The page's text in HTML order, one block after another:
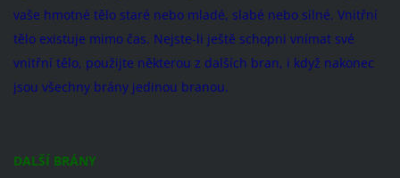
vaše hmotné tělo staré nebo mladé, slabé nebo silné. Vnitřní
tělo existuje mimo čas. Nejste-li ještě schopni vnímat své
vnitřní tělo, použijte některou z dalších bran, i když nakonec
jsou všechny brány jedinou branou.
DALŠÍ BRÁNY